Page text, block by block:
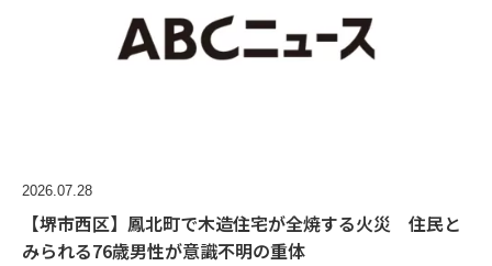
2026.07.28
【堺市西区】鳳北町で木造住宅が全焼する火災 住民と
みられる76歳男性が意識不明の重体